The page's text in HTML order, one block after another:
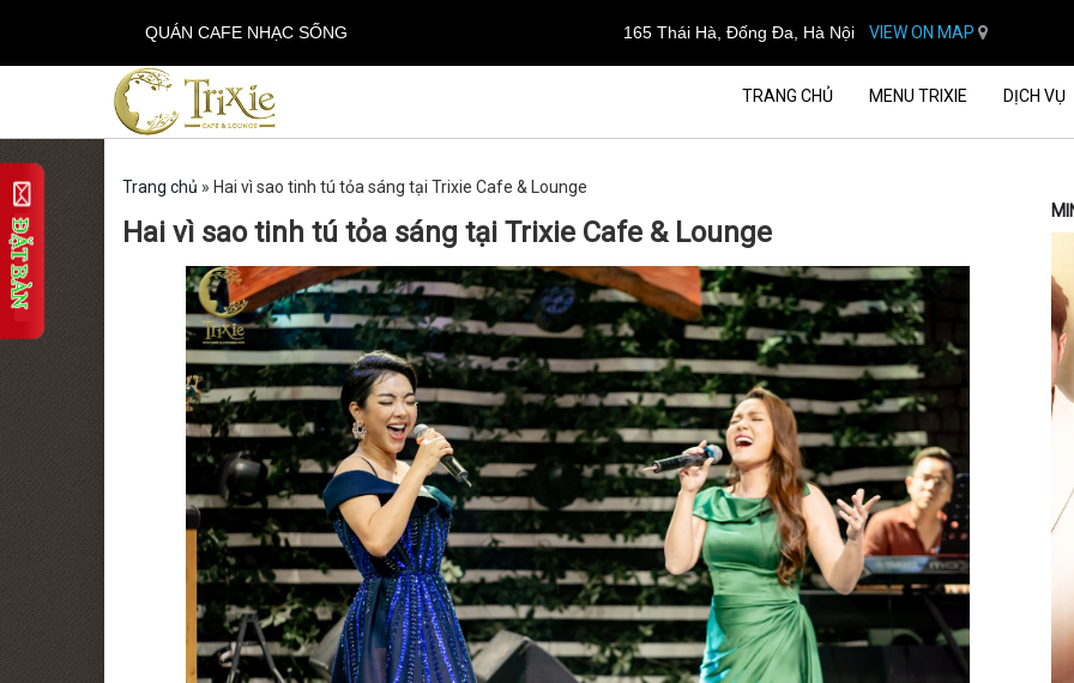
QUÁN CAFE NHẠC SỐNG 165 Thái Hà, Đống Đa, Hà Nội VIEW ON MAP
TRANG CHỦ MENU TRIXIE DỊCH VỤ
Trang chủ » Hai vì sao tinh tú tỏa sáng tại Trixie Cafe & Lounge
Hai vì sao tinh tú tỏa sáng tại Trixie Cafe & Lounge